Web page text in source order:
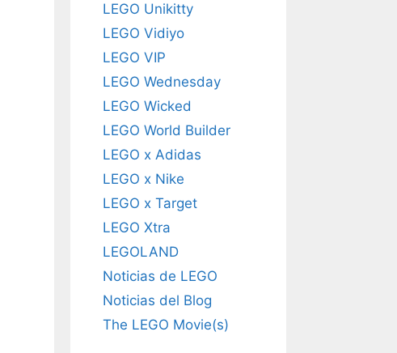
LEGO Unikitty
LEGO Vidiyo
LEGO VIP
LEGO Wednesday
LEGO Wicked
LEGO World Builder
LEGO x Adidas
LEGO x Nike
LEGO x Target
LEGO Xtra
LEGOLAND
Noticias de LEGO
Noticias del Blog
The LEGO Movie(s)